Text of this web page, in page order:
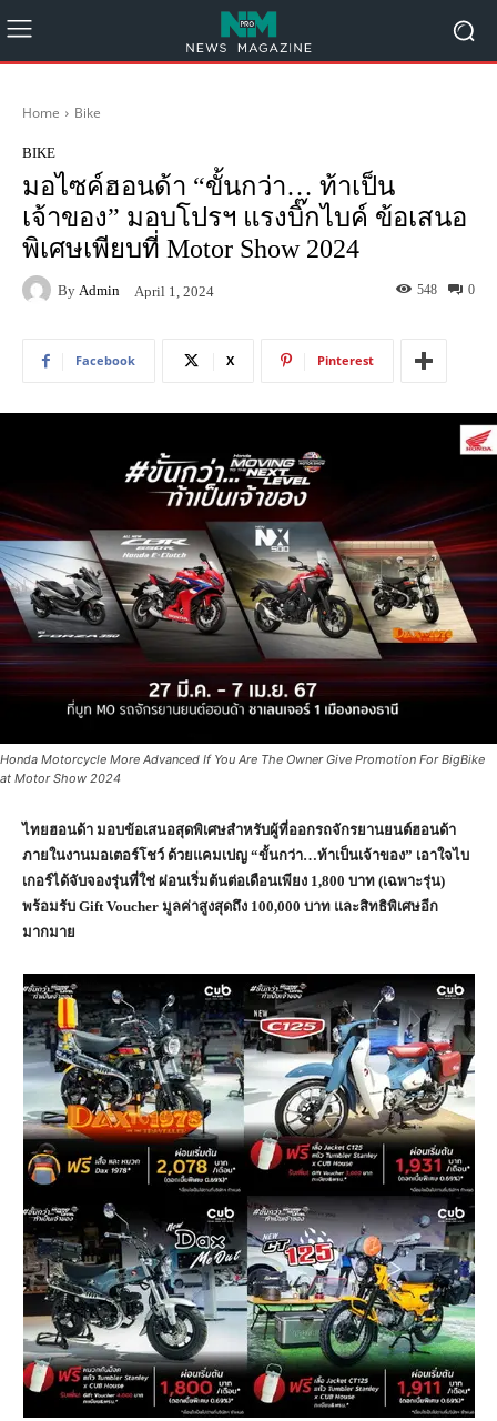
Home Bike
BIKE
มอไซค์ฮอนด้า “ขั้นกว่า… ท้าเป็น
เจ้าของ” มอบโปรฯ แรงบิ๊กไบค์ ข้อเสนอ
พิเศษเพียบที่ Motor Show 2024
By Admin April 1, 2024 0
548
Facebook X Pinterest
Honda Motorcycle More Advanced If You Are The Owner Give Promotion For BigBike
at Motor Show 2024
ไทยฮอนด้า มอบข้อเสนอสุดพิเศษสำหรับผู้ที่ออกรถจักรยานยนต์ฮอนด้า
ภายในงานมอเตอร์โชว์ ด้วยแคมเปญ “ขั้นกว่า…ท้าเป็นเจ้าของ” เอาใจไบ
เกอร์ได้จับจองรุ่นที่ใช่ ผ่อนเริ่มต้นต่อเดือนเพียง 1,800 บาท (เฉพาะรุ่น)
พร้อมรับ Gift Voucher มูลค่าสูงสุดถึง 100,000 บาท และสิทธิพิเศษอีก
มากมาย